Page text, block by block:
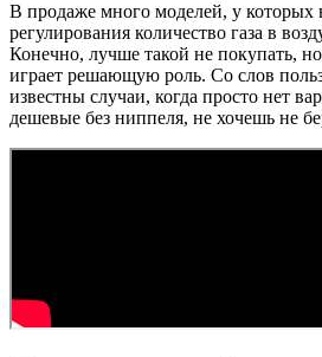
В продаже много моделей, у которых
регулирования количество газа в
Конечно, лучше такой не покупать,
играет решающую роль. Со слов
известны случаи, когда просто нет
дешевые без ниппеля, не хочешь не